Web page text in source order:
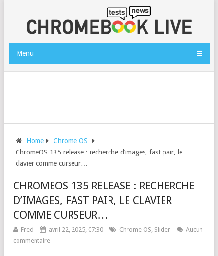
Menu
Home
Chrome OS
ChromeOS 135 release : recherche d’images, fast pair, le
clavier comme curseur…
CHROMEOS 135 RELEASE : RECHERCHE
D’IMAGES, FAST PAIR, LE CLAVIER
COMME CURSEUR…
Fred avril 22, 2025, 07:30 Chrome OS, Slider
Aucun
commentaire